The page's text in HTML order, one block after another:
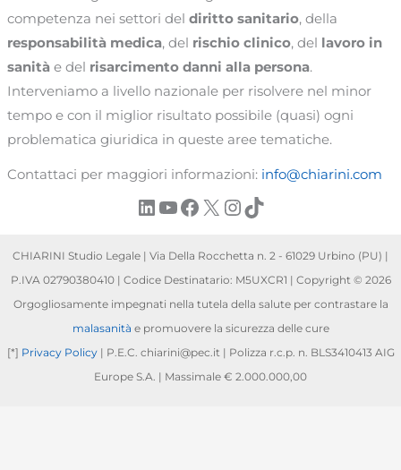
competenza nei settori del diritto sanitario, della
responsabilità medica, del rischio clinico, del lavoro in
sanità e del risarcimento danni alla persona.
Interveniamo a livello nazionale per risolvere nel minor
tempo e con il miglior risultato possibile (quasi) ogni
problematica giuridica in queste aree tematiche.
Contattaci per maggiori informazioni: info@chiarini.com
LinkedIn
YouTube
Facebook
X Instagram
TikTok
CHIARINI Studio Legale | Via Della Rocchetta n. 2 - 61029 Urbino (PU) |
P.IVA 02790380410 | Codice Destinatario: M5UXCR1 | Copyright © 2026
Orgogliosamente impegnati nella tutela della salute per contrastare la
malasanità e promuovere la sicurezza delle cure
[*] Privacy Policy| P.E.C. chiarini@pec.it | Polizza r.c.p. n. BLS3410413 AIG
Europe S.A. | Massimale € 2.000.000,00